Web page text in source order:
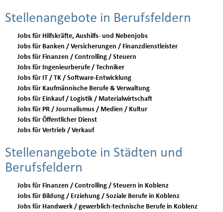
Stellenangebote in Berufsfeldern
Jobs für Hilfskräfte, Aushilfs- und Nebenjobs
Jobs für Banken / Versicherungen / Finanzdienstleister
Jobs für Finanzen / Controlling / Steuern
Jobs für Ingenieurberufe / Techniker
Jobs für IT / TK / Software-Entwicklung
Jobs für Kaufmännische Berufe & Verwaltung
Jobs für Einkauf / Logistik / Materialwirtschaft
Jobs für PR / Journalismus / Medien / Kultur
Jobs für Öffentlicher Dienst
Jobs für Vertrieb / Verkauf
Stellenangebote in Städten und
Berufsfeldern
Jobs für Finanzen / Controlling / Steuern in Koblenz
Jobs für Bildung / Erziehung / Soziale Berufe in Koblenz
Jobs für Handwerk / gewerblich-technische Berufe in Koblenz